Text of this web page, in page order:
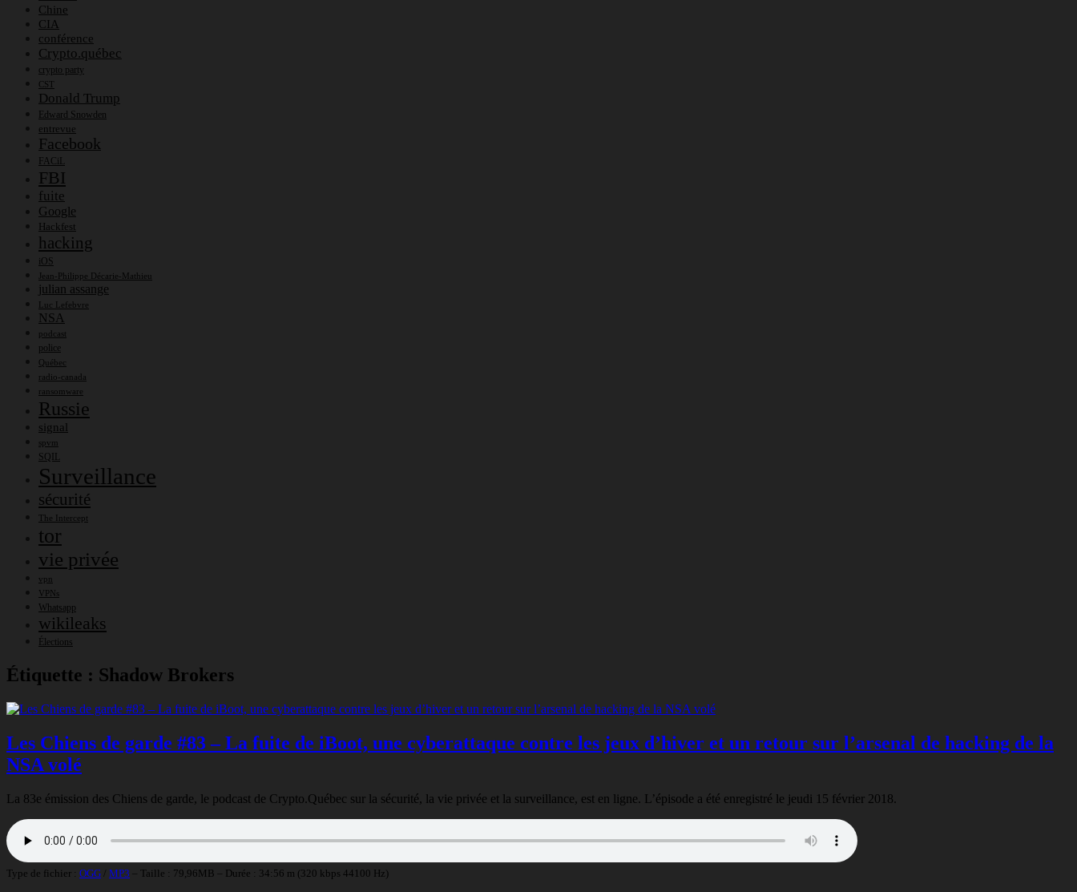
Chine
CIA
conférence
Crypto.québec
crypto party
CST
Donald Trump
Edward Snowden
entrevue
Facebook
FACiL
FBI
fuite
Google
Hackfest
hacking
iOS
Jean-Philippe Décarie-Mathieu
julian assange
Luc Lefebvre
NSA
podcast
police
Québec
radio-canada
ransomware
Russie
signal
spvm
SQIL
Surveillance
sécurité
The Intercept
tor
vie privée
vpn
VPNs
Whatsapp
wikileaks
Élections
Étiquette : Shadow Brokers
Les Chiens de garde #83 – La fuite de iBoot, une cyberattaque contre les jeux d’hiver et un retour sur l’arsenal de hacking de la
NSA volé
La 83e émission des Chiens de garde, le podcast de Crypto.Québec sur la sécurité, la vie privée et la surveillance, est en ligne. L’épisode a été enregistré le jeudi 15 février 2018.
Type de fichier : OGG MP3 – Taille : 79,96MB – Durée : 34:56 m (320 kbps 44100 Hz)